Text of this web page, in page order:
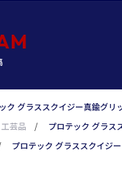
ク グラススクイジー真鍮グリ
芸品 /
プロテック グラス
プロテック グラススクイジ